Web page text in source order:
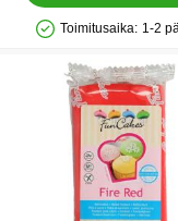
Saatavuus: Varastossa
Toimitusaika: 1-2
Merkitse punainen